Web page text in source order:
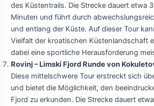
des Küstentrails. Die Strecke dauert etwa
Minuten und führt durch
und entlang der Küste. Auf dieser Tour
Vielfalt der kroatischen Küstenlandschaft
dabei eine sportliche Herausforderung
Rovinj – Limski Fjord Runde von
Diese mittelschwere Tour erstreckt sich
und bietet die Möglichkeit, den
Fjord zu erkunden. Die Strecke dauert